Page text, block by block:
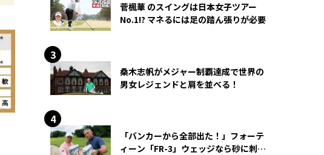
菅楓華 のスイングは日本女子ツアー
No.1!? マネるには足の踏ん張りが必要
桑木志帆がメジャー制覇達成で世界の
男女レジェンドと肩を並べる！
「バンカーから全部出た！」フォーテ
ィーン「FR-3」ウェッジなら砂に刺さ